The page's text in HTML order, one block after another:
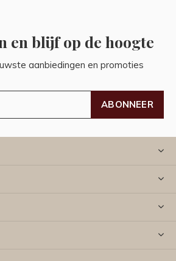
en blijf op de hoogte
aanbiedingen en promoties
ABONNEER